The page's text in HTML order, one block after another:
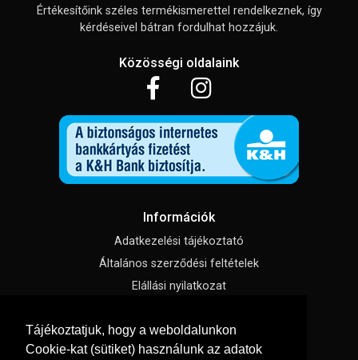
Tájékoztatjuk, hogy a weboldalunkon
Cookie-kat (sütiket) használunk az adatok
Értékesítőink széles termékismerettel rendelkeznek, így
kérdéseivel bátran fordulhat hozzájuk.
Közösségi oldalaink
Információk
Adatkezelési tájékoztató
Általános szerződési feltételek
Elállási nyilatkozat
Süti beállítások